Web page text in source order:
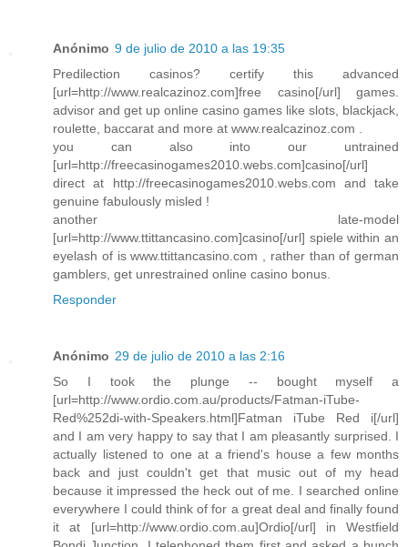
Anónimo 9 de julio de 2010 a las 19:35
Predilection casinos? certify this advanced
[url=http://www.realcazinoz.com]free casino[/url] games.
advisor and get up online casino games like slots, blackjack,
roulette, baccarat and more at www.realcazinoz.com .
you can also into our untrained
[url=http://freecasinogames2010.webs.com]casino[/url]
direct at http://freecasinogames2010.webs.com and take
genuine fabulously misled !
another late-model
[url=http://www.ttittancasino.com]casino[/url] spiele within an
eyelash of is www.ttittancasino.com , rather than of german
gamblers, get unrestrained online casino bonus.
Responder
Anónimo 29 de julio de 2010 a las 2:16
So I took the plunge -- bought myself a
[url=http://www.ordio.com.au/products/Fatman-iTube-
Red%252di-with-Speakers.html]Fatman iTube Red i[/url]
and I am very happy to say that I am pleasantly surprised. I
actually listened to one at a friend's house a few months
back and just couldn't get that music out of my head
because it impressed the heck out of me. I searched online
everywhere I could think of for a great deal and finally found
it at [url=http://www.ordio.com.au]Ordio[/url] in Westfield